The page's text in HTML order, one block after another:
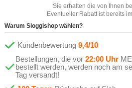
Sie erhalten die von Ihnen
Eventueller Rabatt ist bereits
Warum Sloggishop wählen?
Kundenbewertung 9,4/10
Bestellungen, die vor 22:00 Uhr
bestellt werden, werden noch am
Tag versandt!